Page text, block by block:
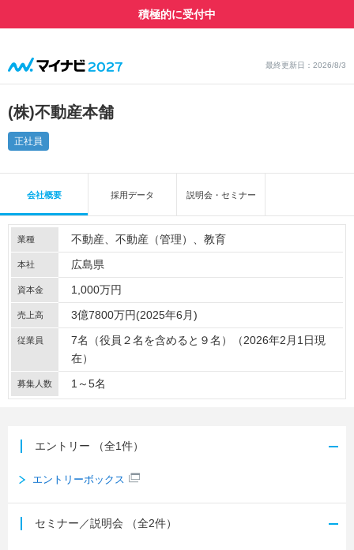
最終更新日：2026/8/3
(株)不動産本舗
正社員
積極的に受付中
会社概要 採用データ 説明会・セミナー
業種 不動産 不動産（管理） 教育
本社 広島県
資本金 1,000万円
売上高 3億7800万円(2025年6月)
従業員
7名（役員２名を含めると９名）（2026年2月1日現
在）
募集人数 1～5名
エントリー （全1件）
エントリーボックス
セミナー／説明会 （全2件）